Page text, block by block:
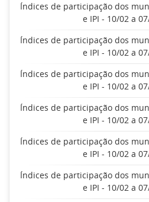
Índices de participação dos
e IPI - 10/02 a
Índices de participação dos
e IPI - 10/02 a
Índices de participação dos
e IPI - 10/02 a
Índices de participação dos
e IPI - 10/02 a
Índices de participação dos
e IPI - 10/02 a
Índices de participação dos
e IPI - 10/02 a